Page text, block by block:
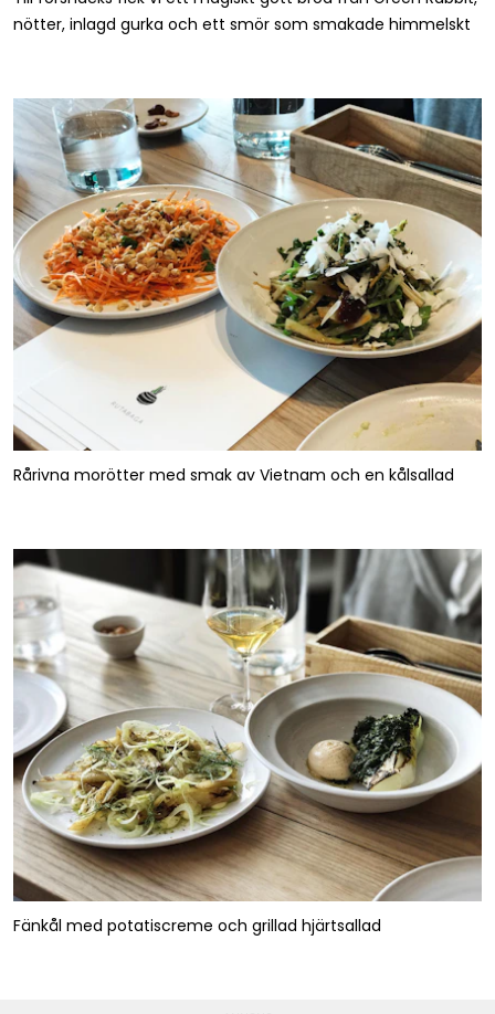
nötter, inlagd gurka och ett smör som smakade himmelskt
Rårivna morötter med smak av Vietnam och en kålsallad
Fänkål med potatiscreme och grillad hjärtsallad